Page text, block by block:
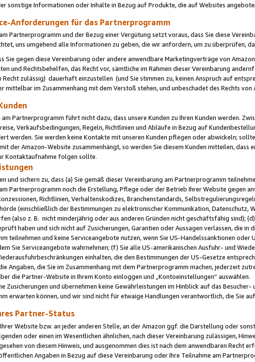
sonstige Informationen oder Inhalte in Bezug auf Produkte, die auf Websites
Anforderungen für das Partnerprogramm
Partnerprogramm und der Bezug einer Vergütung setzt voraus, dass Sie diese
uns umgehend alle Informationen zu geben, die wir anfordern, um zu überprüfen,
Sie gegen diese Vereinbarung oder andere anwendbare Marketingverträge von
und Rechtsbehelfen, das Recht vor, sämtliche im Rahmen dieser Vereinbarung
Recht zulässig) dauerhaft einzustellen (und Sie stimmen zu, keinen Anspruch auf
mittelbar im Zusammenhang mit dem Verstoß stehen, und unbeschadet des Rechts
am Partnerprogramm führt nicht dazu, dass unsere Kunden zu Ihren Kunden werden.
Verkaufsbedingungen, Regeln, Richtlinien und Abläufe in Bezug auf
werden. Sie werden keine Kontakte mit unseren Kunden pflegen oder abwickeln;
der Amazon-Website zusammenhängt, so werden Sie diesem Kunden mitteilen,
Kontaktaufnahme folgen sollte.
und sichern zu, dass (a) Sie gemäß dieser Vereinbarung am Partnerprogramm
Partnerprogramm noch die Erstellung, Pflege oder der Betrieb Ihrer Website gegen
Richtlinien, Verhaltenskodizes, Branchenstandards,
(einschließlich der Bestimmungen zu elektronischer Kommunikation, Datenschutz,
(also z. B. nicht minderjährig oder aus anderen Gründen nicht geschäftsfähig sind);
haben und sich nicht auf Zusicherungen, Garantien oder Aussagen verlassen, die in
teilnehmen und keine Serviceangebote nutzen, wenn Sie US-Handelssanktionen oder
Sie Serviceangebote wahrnehmen; (f) Sie alle US-amerikanischen Ausfuhr- und
einhalten, die den Bestimmungen der US-Gesetze
Angaben, die Sie im Zusammenhang mit dem Partnerprogramm machen, jederzeit
die Partner-Website in Ihrem Konto einloggen und „Kontoeinstellungen“ auswählen.
Zusicherungen und übernehmen keine Gewährleistungen im Hinblick auf das
erwarten können, und wir sind nicht für etwaige Handlungen verantwortlich, die Sie
Partner-Status
Website bzw. an jeder anderen Stelle, an der Amazon ggf. die Darstellung oder
oder einen im Wesentlichen ähnlichen, nach dieser Vereinbarung zulässigen,
von diesem Hinweis, und ausgenommen dies ist nach dem anwendbaren Recht
Angaben in Bezug auf diese Vereinbarung oder Ihre Teilnahme am